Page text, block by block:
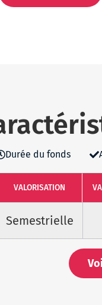
Durée du fonds
VALORISATION
Semestrielle